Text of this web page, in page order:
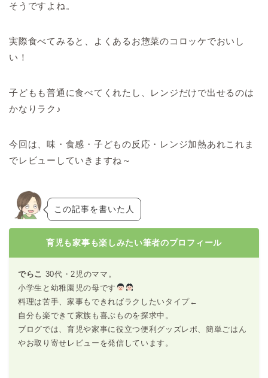
そうですよね。
実際食べてみると、よくあるお惣菜のコロッケでおいし
い！
子どもも普通に食べてくれたし、レンジだけで出せるのは
かなりラク♪
今回は、味・食感・子どもの反応・レンジ加熱あれこれま
でレビューしていきますね～
この記事を書いた人
育児も家事も楽しみたい筆者のプロフィール
でらこ 30代・2児のママ。
小学生と幼稚園児の母です
料理は苦手、家事もできればラクしたいタイプ←
自分も楽できて家族も喜ぶものを探求中。
ブログでは、育児や家事に役立つ便利グッズレポ、簡単ごはん
やお取り寄せレビューを発信しています。